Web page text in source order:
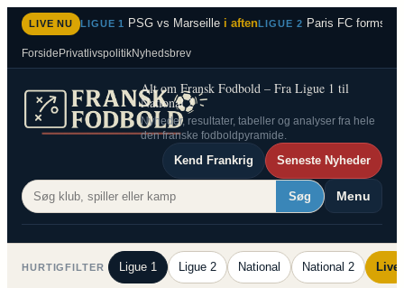
Spring
indhold
LIVE NU LIGUE 1 PSG vs Marseille i aftenLIGUE 2 Paris FC
Forside PrivatlivspolitikNyhedsbrev
Alt om Fransk Fodbold – Fra Ligue 1 til
National 2
Nyheder, resultater, tabeller og analyser fra hele
den franske fodboldpyramide.
Kend Frankrig Seneste Nyheder
Søg Menu
HURTIGFILTER Ligue 1 Ligue 2 National National 2 Live